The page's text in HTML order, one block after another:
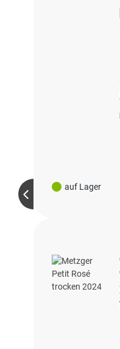
auf Lager